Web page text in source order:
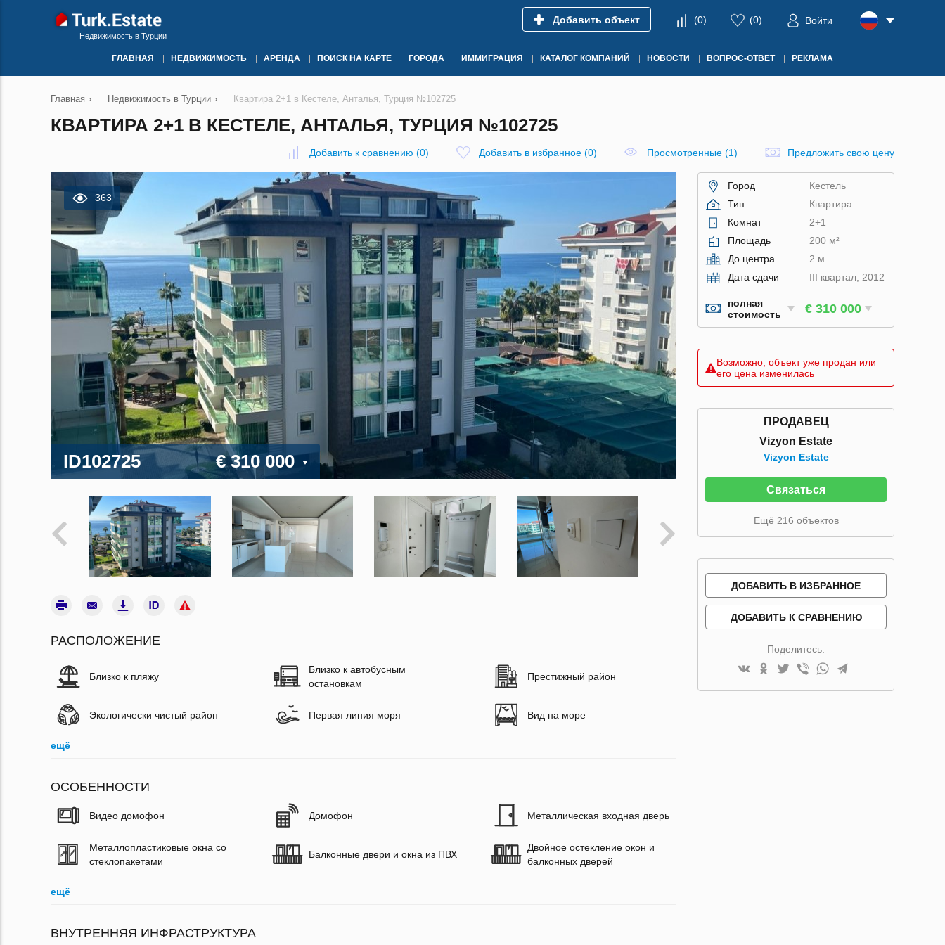
Недвижимость в Турции
Добавить объект (0) (0) Войти
ГЛАВНАЯ НЕДВИЖИМОСТЬ АРЕНДА ПОИСК НА КАРТЕ ГОРОДА ИММИГРАЦИЯ КАТАЛОГ КОМПАНИЙ НОВОСТИ ВОПРОС-ОТВЕТ РЕКЛАМА
Главная › Недвижимость в Турции › Квартира 2+1 в Кестеле, Анталья, Турция №102725
КВАРТИРА 2+1 В КЕСТЕЛЕ, АНТАЛЬЯ, ТУРЦИЯ №102725
Добавить к сравнению (0) Добавить в избранное (0) Просмотренные (1) Предложить свою цену
363
ID102725 € 310 000
РАСПОЛОЖЕНИЕ
Близко к пляжу
Близко к автобусным
остановкам
Престижный район
Экологически чистый район Первая линия моря Вид на море
ещё
ОСОБЕННОСТИ
Видео домофон Домофон Металлическая входная дверь
Металлопластиковые окна со
стеклопакетами
Балконные двери и окна из ПВХ
Двойное остекление окон и
балконных дверей
ещё
ВНУТРЕННЯЯ ИНФРАСТРУКТУРА
Город
Кестель
Тип
Квартира
Комнат
2+1
Площадь
200 м²
До центра
2 м
Дата сдачи
III квартал, 2012
полная
стоимость
€ 310 000
Возможно, объект уже продан или
его цена изменилась
ПРОДАВЕЦ
Vizyon Estate
Vizyon Estate
Связаться
Ещё 216 объектов
ДОБАВИТЬ В ИЗБРАННОЕ
ДОБАВИТЬ К СРАВНЕНИЮ
Поделитесь: